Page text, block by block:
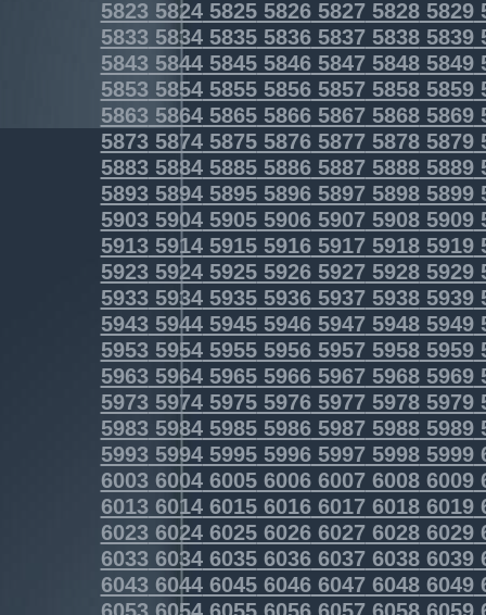
5823582458255826582758285829
5833583458355836583758385839
5843584458455846584758485849
5853585458555856585758585859
5863586458655866586758685869
5873587458755876587758785879
5883588458855886588758885889
5893589458955896589758985899
5903590459055906590759085909
5913591459155916591759185919
5923592459255926592759285929
5933593459355936593759385939
5943594459455946594759485949
5953595459555956595759585959
5963596459655966596759685969
5973597459755976597759785979
5983598459855986598759885989
5993599459955996599759985999
6003600460056006600760086009
6013601460156016601760186019
6023602460256026602760286029
6033603460356036603760386039
6043604460456046604760486049